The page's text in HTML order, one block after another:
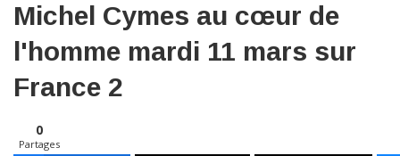
Michel Cymes au cœur de
l'homme mardi 11 mars sur
France 2
0
Partages